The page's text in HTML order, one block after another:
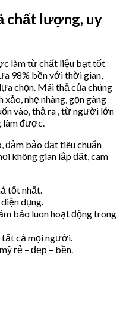
chất lượng, uy
làm từ chất liệu bạt tốt
98% bền với thời gian,
chọn. Mái thả của chúng
nhẹ nhàng, gọn gàng
vào, thả ra , từ người lớn
làm được.
đảm bảo đạt tiêu chuẩn
không gian lắp đặt, cam
tốt nhất.
dụng.
bảo luon hoạt động trong
tất cả mọi người.
rẻ – đẹp – bền.